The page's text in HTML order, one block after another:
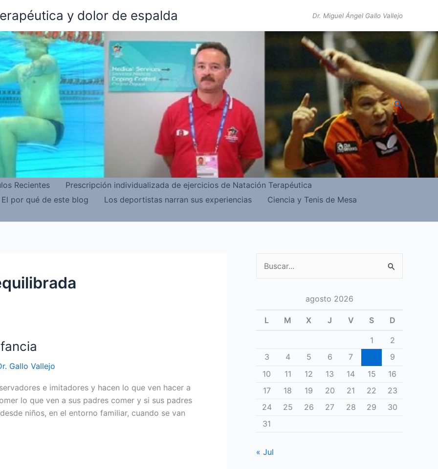
y dolor de espalda Dr. Miguel Ángel Gallo Vallejo
Buscar
Recientes
Prescripción individualizada de ejercicios de Natación Terapéutica
El por qué de este blog Los deportistas narran sus experiencias
Ciencia y Tenis de Mesa
Gallo Vallejo
e imitadores y hacen lo que ven hacer a
lo que ven a sus padres comer y si sus padres
niños, en el entorno familiar, cuando se van
Buscar
por:
agosto 2026
L M X J V S D
1
2
3
4 5 6 7
9
10
11 12 13 14 15
16
17
18 19 20 21 22
23
24
25 26 27 28 29
30
31
« Jul